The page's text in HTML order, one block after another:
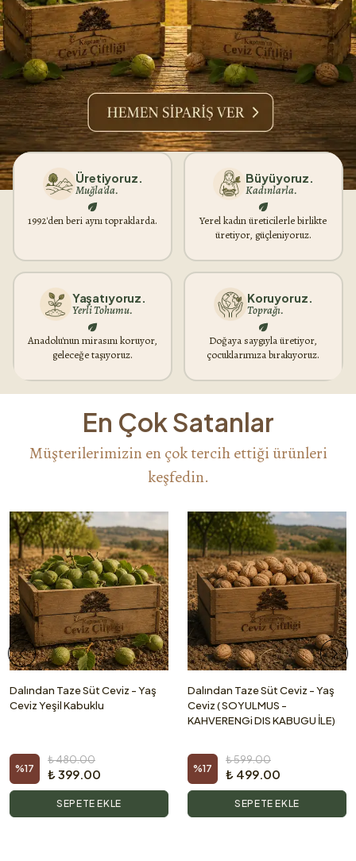
Üretiyoruz.
Muğla'da.
1992'den beri aynı topraklarda.
Büyüyoruz.
Kadınlarla.
Yerel kadın üreticilerle birlikte
üretiyor, güçleniyoruz.
Yaşatıyoruz.
Yerli Tohumu.
Anadolu'nun mirasını koruyor,
geleceğe taşıyoruz.
Koruyoruz.
Toprağı.
Doğaya saygıyla üretiyor,
çocuklarımıza bırakıyoruz.
En Çok Satanlar
Müşterilerimizin en çok tercih ettiği ürünleri
keşfedin.
Dalından Taze Süt Ceviz - Yaş
Ceviz Yeşil Kabuklu
%17
₺ 480.00
₺ 399.00
SEPETE EKLE
Dalından Taze Süt Ceviz - Yaş
Ceviz ( SOYULMUS -
KAHVERENGi DIS KABUGU İLE)
%17
₺ 599.00
₺ 499.00
SEPETE EKLE